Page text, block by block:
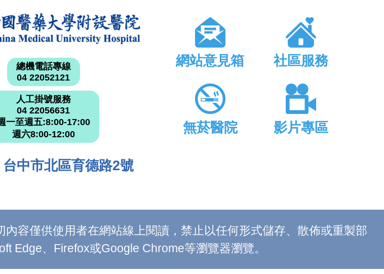
總機電話專線
04 22052121
人工掛號服務
04 22056631
一至週五:8:00-17:00
週六8:00-12:00
中市北區育德路2號
網站意見箱 社區服務
無菸醫院 影片專區
容僅供使用者在網站線上閱讀，禁止以任何形式儲存、散佈或重製部
Edge、Firefox或Google Chrome等瀏覽器瀏覽。